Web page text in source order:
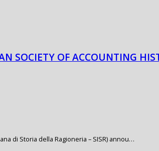
SOCIETY OF ACCOUNTING
di Storia della Ragioneria – SISR) annou…